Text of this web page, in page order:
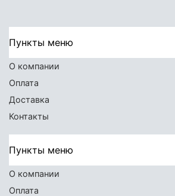
Пункты меню
О компании
Оплата
Доставка
Контакты
Пункты меню
О компании
Оплата